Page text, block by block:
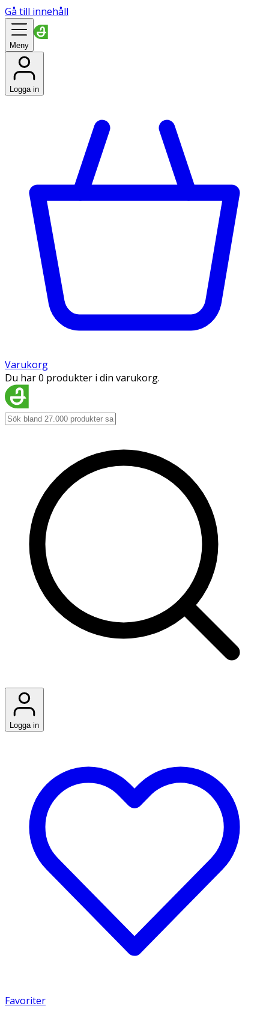
Gå till innehåll
Meny
Logga in
Varukorg
Du har 0 produkter i din varukorg.
Logga in
Favoriter